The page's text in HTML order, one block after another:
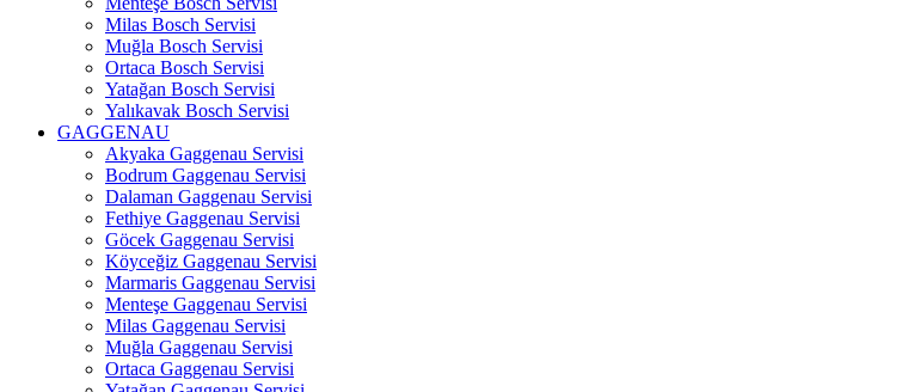
Milas Bosch Servisi
Muğla Bosch Servisi
Ortaca Bosch Servisi
Yatağan Bosch Servisi
Yalıkavak Bosch Servisi
GAGGENAU
Akyaka Gaggenau Servisi
Bodrum Gaggenau Servisi
Dalaman Gaggenau Servisi
Fethiye Gaggenau Servisi
Göcek Gaggenau Servisi
Köyceğiz Gaggenau Servisi
Marmaris Gaggenau Servisi
Menteşe Gaggenau Servisi
Milas Gaggenau Servisi
Muğla Gaggenau Servisi
Ortaca Gaggenau Servisi